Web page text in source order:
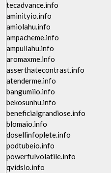
tecadvance.info
aminityio.info
amiolahu.info
ampacheme.info
ampullahu.info
aromaxme.info
asserthatecontrast.info
atenderme.info
bangumiio.info
bekosunhu.info
beneficialgrandiose.info
blomaio.info
dosellinfoplete.info
podtubeio.info
powerfulvolatile.info
qvidsio.info